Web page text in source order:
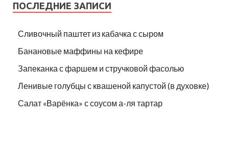
ПОСЛЕДНИЕ ЗАПИСИ
Сливочный паштет из кабачка с сыром
Банановые маффины на кефире
Запеканка с фаршем и стручковой фасолью
Ленивые голубцы с квашеной капустой (в духовке)
Салат «Варёнка» с соусом а-ля тартар